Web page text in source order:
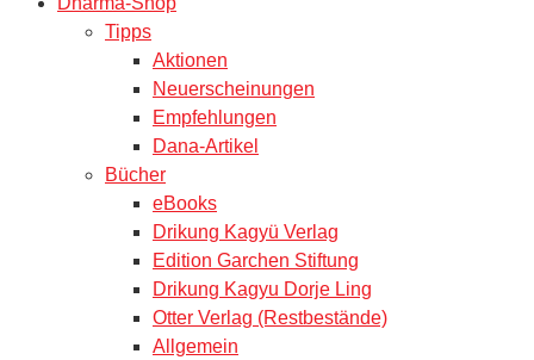
Tipps
Aktionen
Neuerscheinungen
Empfehlungen
Dana-Artikel
Bücher
eBooks
Drikung Kagyü Verlag
Edition Garchen Stiftung
Drikung Kagyu Dorje Ling
Otter Verlag (Restbestände)
Allgemein